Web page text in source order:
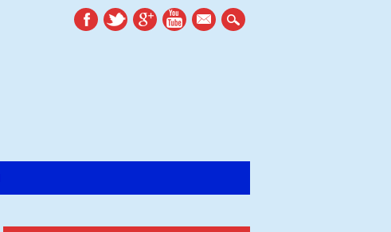
mail